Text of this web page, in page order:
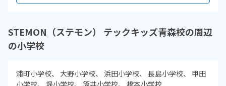
STEMON（ステモン） テックキッズ青森校の周辺
の小学校
浦町小学校 大野小学校 浜田小学校 長島小学校
甲田
小学校
堤小学校 筒井小学校 橋本小学校